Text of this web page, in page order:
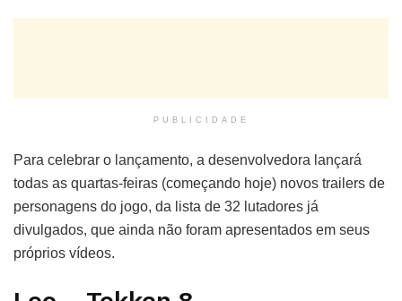
PUBLICIDADE
Para celebrar o lançamento, a desenvolvedora lançará
todas as quartas-feiras (começando hoje) novos trailers de
personagens do jogo, da lista de 32 lutadores já
divulgados, que ainda não foram apresentados em seus
próprios vídeos.